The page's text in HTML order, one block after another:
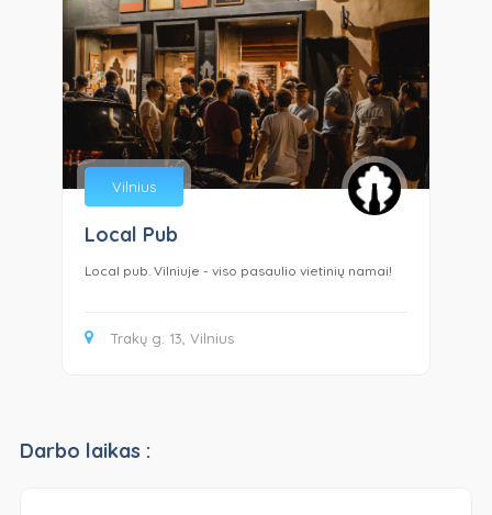
Vilnius
Local Pub
Local pub. Vilniuje - viso pasaulio vietinių namai!
Trakų g. 13, Vilnius
Darbo laikas :